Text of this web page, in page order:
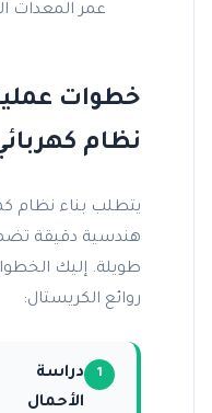
عمر المعدات
خطوات
نظام
يتطلب بناء نظام
هندسية دقيقة
طويلة. إليك
روائع الكريستال:
دراسة
الأحمال